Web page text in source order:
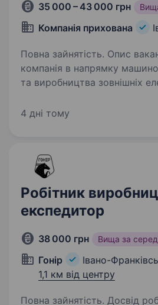
35 000 – 43 000 грн
Компанія прихована
Повна зайнятість. Опис вакансіїМи провідна
компанія в напрямку
та виробництва зовнішніх
на виробництво в зв’язку з
4 дні тому
Робітник
експедитор
38 000 грн Вища за
Гонір
Івано-
1,1 км від центру
Повна зайнятість. Досвід